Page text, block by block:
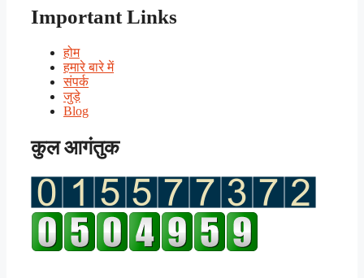
Important Links
होम
हमारे बारे में
संपर्क
जुड़े
Blog
कुल आगंतुक